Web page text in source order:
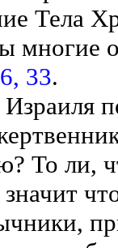
Тела
многие
33.
То ли,